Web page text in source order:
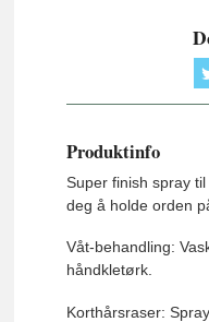
Produktinfo
Super finish spray
deg å holde orden
Våt-behandling:
håndkletørk.
Korthårsraser: